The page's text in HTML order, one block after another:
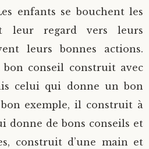
enfants se bouchent les
leur regard vers leurs
leurs bonnes actions.
conseil construit avec
celui qui donne un bon
exemple, il construit à
donne de bons conseils et
construit d’une main et